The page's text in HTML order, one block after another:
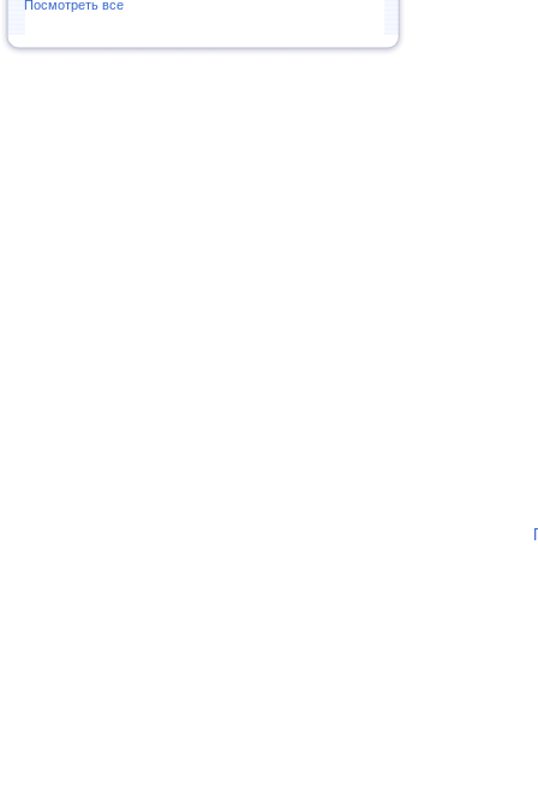
Посмотреть все